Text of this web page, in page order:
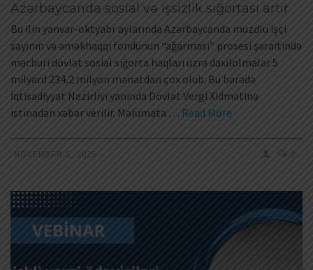
Azərbaycanda sosial və işsizlik sığortası artır
Bu ilin yanvar-oktyabr aylarında Azərbaycanda muzdlu işçi
sayının və əməkhaqqı fondunun “ağarması” prosesi şəraitində
məcburi dövlət sosial sığorta haqları üzrə daxilolmalar 5
milyard 234,2 milyon manatdan çox olub. Bu barədə
İqtisadiyyat Nazirliyi yanında Dövlət Vergi Xidmətinə
istinadən xəbər verilir. Məlumata … Read More
NOVEMBER 5, 2025 0